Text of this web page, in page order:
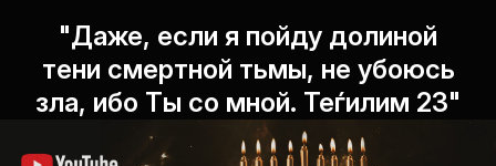
"Даже, если я пойду долиной
тени смертной тьмы, не убоюсь
зла, ибо Ты со мной. Теѓилим 23"